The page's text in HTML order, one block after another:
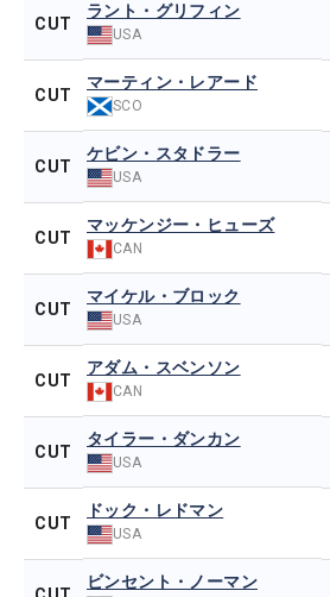
CUT
ラント・グリフィン
USA
CUT
マーティン・レアード
SCO
CUT
ケビン・スタドラー
USA
CUT
マッケンジー・ヒューズ
CAN
CUT
マイケル・ブロック
USA
CUT
アダム・スベンソン
CAN
CUT
タイラー・ダンカン
USA
CUT
ドック・レドマン
USA
ビンセント・ノーマン